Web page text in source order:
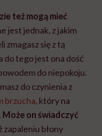
też mogą mieć
jest jednak, z jakim
zmagasz się z tą
do tego jest ona dość
do niepokoju.
do czynienia z
brzucha, który na
Może on świadczyć
zapaleniu błony